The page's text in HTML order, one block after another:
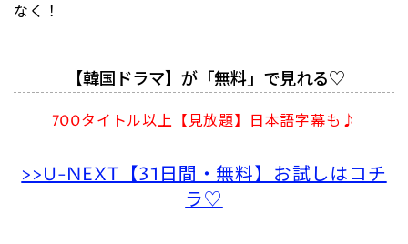
なく！
【韓国ドラマ】が「無料」で見れる♡
700タイトル以上【見放題】日本語字幕も♪
>>U-NEXT【31日間・無料】お試しはコチ
ラ♡